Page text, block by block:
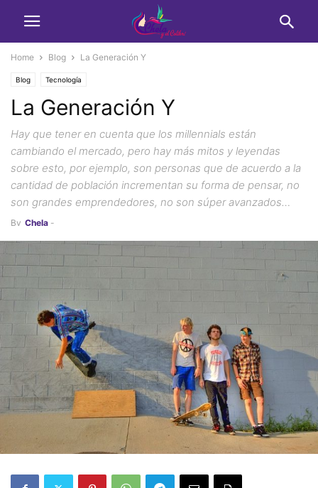
Home Blog La Generación Y
Blog Tecnología
La Generación Y
Hay que tener en cuenta que los millennials están
cambiando el mercado, pero hay más mitos y leyendas
sobre esto, por ejemplo, son personas que de acuerdo a la
cantidad de población incrementan su forma de pensar, no
son grandes emprendedores, no son súper avanzados…
By Chela -